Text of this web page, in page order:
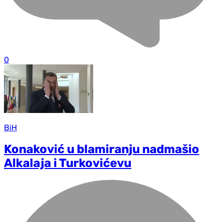
0
BiH
Konaković u blamiranju nadmašio
Alkalaja i Turkovićevu